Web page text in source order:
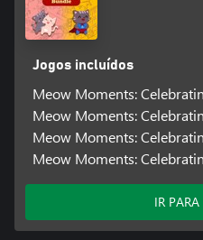
Jogos incluídos
Meow Moments:
Meow Moments:
Meow Moments:
Meow Moments:
IR